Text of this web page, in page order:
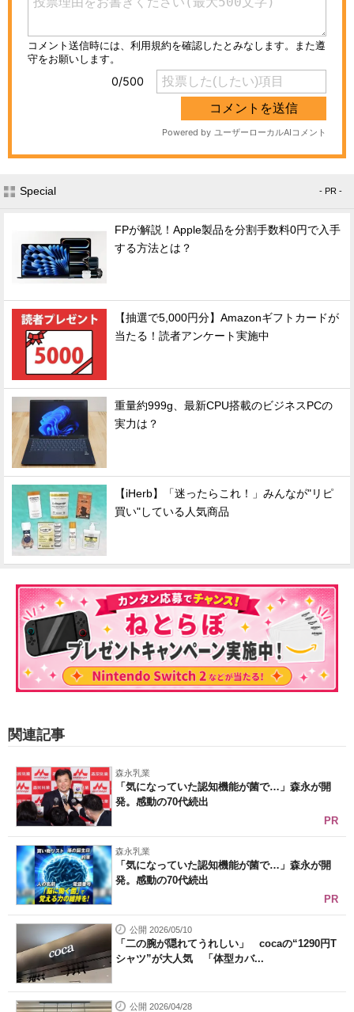
Special - PR -
FPが解説！Apple製品を分割手数料0円で入手
する方法とは？
【抽選で5,000円分】Amazonギフトカードが
当たる！読者アンケート実施中
重量約999g、最新CPU搭載のビジネスPCの
実力は？
【iHerb】「迷ったらこれ！」みんなが"リピ
買い"している人気商品
関連記事
森永乳業
「気になっていた認知機能が菌で…」森永が開
発。感動の70代続出
PR
森永乳業
「気になっていた認知機能が菌で…」森永が開
発。感動の70代続出
PR
公開 2026/05/10
「二の腕が隠れてうれしい」 cocaの“1290円T
シャツ”が大人気 「体型カバ...
公開 2026/04/28